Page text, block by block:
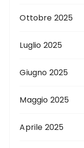
Ottobre 2025
Luglio 2025
Giugno 2025
Maggio 2025
Aprile 2025